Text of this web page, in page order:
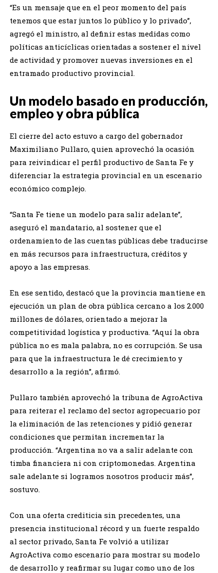
“Es un mensaje que en el peor momento del país
tenemos que estar juntos lo público y lo privado”,
agregó el ministro, al definir estas medidas como
políticas anticíclicas orientadas a sostener el nivel
de actividad y promover nuevas inversiones en el
entramado productivo provincial.
Un modelo basado en producción,
empleo y obra pública
El cierre del acto estuvo a cargo del gobernador
Maximiliano Pullaro, quien aprovechó la ocasión
para reivindicar el perfil productivo de Santa Fe y
diferenciar la estrategia provincial en un escenario
económico complejo.
“Santa Fe tiene un modelo para salir adelante”,
aseguró el mandatario, al sostener que el
ordenamiento de las cuentas públicas debe traducirse
en más recursos para infraestructura, créditos y
apoyo a las empresas.
En ese sentido, destacó que la provincia mantiene en
ejecución un plan de obra pública cercano a los 2.000
millones de dólares, orientado a mejorar la
competitividad logística y productiva. “Aquí la obra
pública no es mala palabra, no es corrupción. Se usa
para que la infraestructura le dé crecimiento y
desarrollo a la región”, afirmó.
Pullaro también aprovechó la tribuna de AgroActiva
para reiterar el reclamo del sector agropecuario por
la eliminación de las retenciones y pidió generar
condiciones que permitan incrementar la
producción. “Argentina no va a salir adelante con
timba financiera ni con criptomonedas. Argentina
sale adelante si logramos nosotros producir más”,
sostuvo.
Con una oferta crediticia sin precedentes, una
presencia institucional récord y un fuerte respaldo
al sector privado, Santa Fe volvió a utilizar
AgroActiva como escenario para mostrar su modelo
de desarrollo y reafirmar su lugar como uno de los